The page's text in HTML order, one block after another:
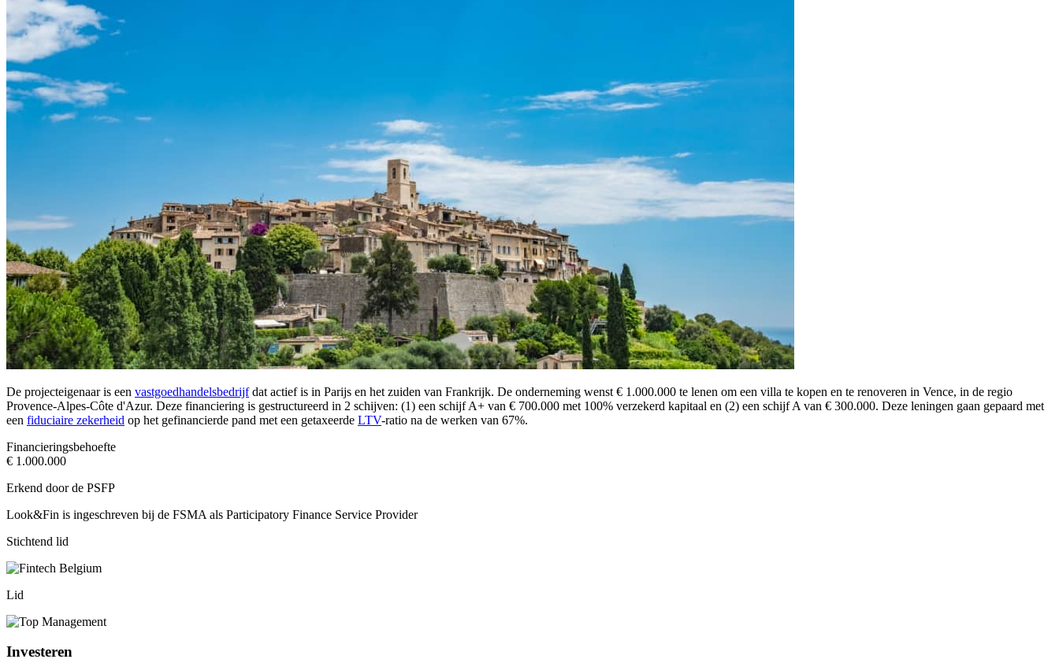
De projecteigenaar is een vastgoedhandelsbedrijfdat actief is in Parijs en het zuiden van Frankrijk. De onderneming wenst € 1.000.000 te lenen om een villa te kopen en te renoveren in Vence, in de regio
Provence-Alpes-Côte d'Azur. Deze financiering is gestructureerd in 2 schijven: (1) een schijf A+ van € 700.000 met 100% verzekerd kapitaal en (2) een schijf A van € 300.000. Deze leningen gaan gepaard met
een fiduciaire zekerheid op het gefinancierde pand met een getaxeerde LTV-ratio na de werken van 67%.
Financieringsbehoefte
€ 1.000.000
Erkend door de PSFP
Look&Fin is ingeschreven bij de FSMA als Participatory Finance Service Provider
Stichtend lid
Lid
Investeren